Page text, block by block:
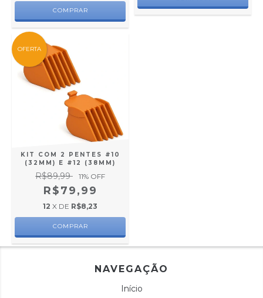
OFERTA
KIT COM 2 PENTES #10
(32MM) E #12 (38MM)
R$89,99 11% OFF
R$79,99
12 X DE R$8,23
NAVEGAÇÃO
Início